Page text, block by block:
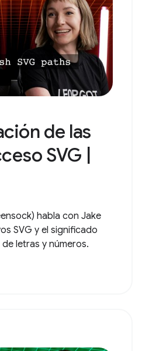
de las
SVG |
habla con Jake
SVG y el significado
letras y números.